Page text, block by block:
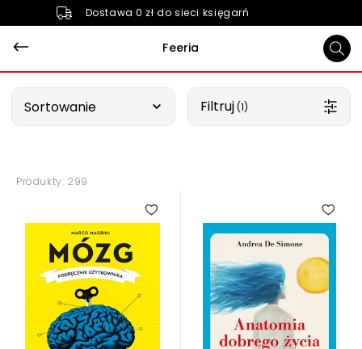
Dostawa 0 zł do sieci księgarń
Feeria
Sortowanie Filtruj (1)
Produkty: 299